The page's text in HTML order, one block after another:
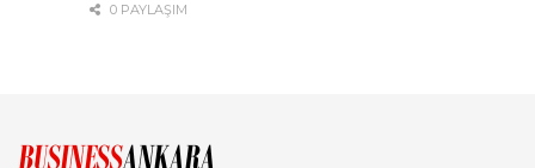
0 PAYLAŞIM